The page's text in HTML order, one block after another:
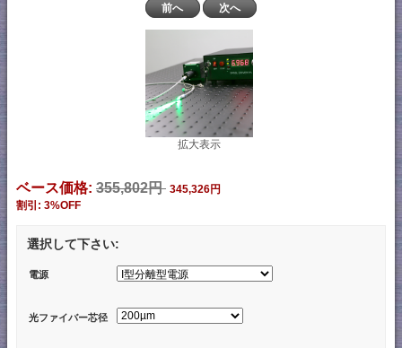
前へ 次へ
拡大表示
ベース価格: 355,802円 345,326円
割引: 3%OFF
選択して下さい:
電源
光ファイバー芯径